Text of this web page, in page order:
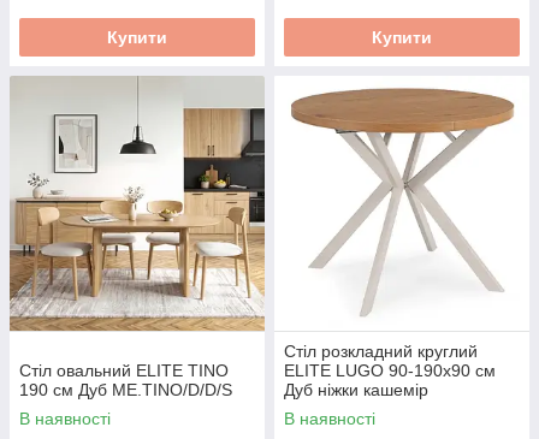
Купити Купити
Стіл овальний ELITE TINO
190 см Дуб ME.TINO/D/D/S
В наявності
Стіл розкладний круглий
ELITE LUGO 90-190х90 см
Дуб ніжки кашемір
ME.LUGO/D/KASZ/S
В наявності